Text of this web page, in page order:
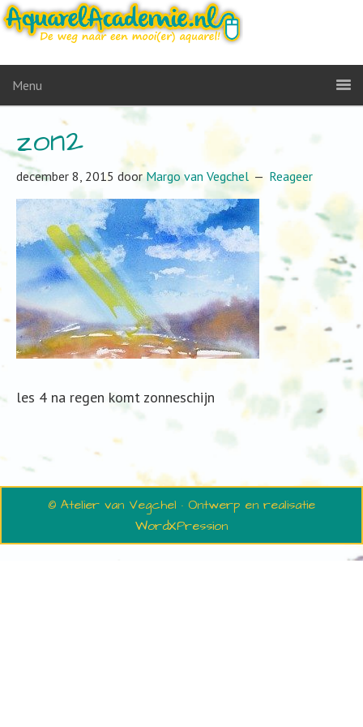
Menu
zon2
december 8, 2015 door Margo van Vegchel Reageer
les 4 na regen komt zonneschijn
© Atelier van Vegchel · Ontwerp en realisatie
WordXPression